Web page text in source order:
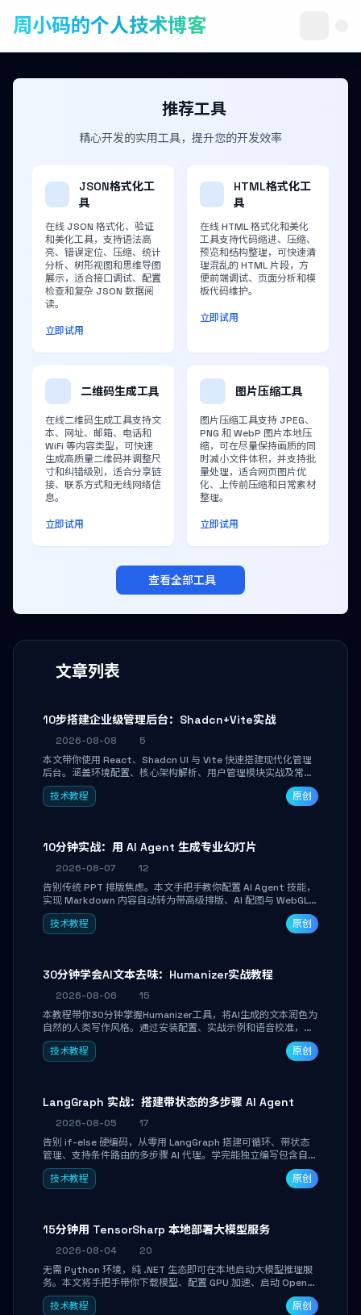
周小码的个人技术博客
文章列表
10步搭建企业级管理后台：Shadcn+Vite实战
2026-08-08
5
本文带你使用 React、Shadcn UI 与 Vite 快速搭建现代化管理
后台。涵盖环境配置、核心架构解析、用户管理模块实战及常见
踩坑指南。学完即可独立完成仪表盘搭建、组件拼装与主题定
制，满足企业级开发需求。
技术教程 原创
10分钟实战：用 AI Agent 生成专业幻灯片
2026-08-07
12
告别传统 PPT 排版焦虑。本文手把手教你配置 AI Agent 技能，
实现 Markdown 内容自动转为带高级排版、AI 配图与 WebGL
运行时的 HTML 幻灯片。只需专注内容，10 分钟即可产出可投
屏的专业级演示文稿。
技术教程 原创
30分钟学会AI文本去味：Humanizer实战教程
2026-08-06
15
本教程带你30分钟掌握Humanizer工具，将AI生成的文本润色为
自然的人类写作风格。通过安装配置、实战示例和语音校准，让
你的内容告别AI痕迹，匹配个人写作习惯，适合内容创作者和技
术博主。
技术教程 原创
LangGraph 实战：搭建带状态的多步骤 AI Agent
2026-08-05
17
告别 if-else 硬编码，从零用 LangGraph 搭建可循环、带状态
管理、支持条件路由的多步骤 AI 代理。学完能独立编写包含自动
决策、工具调用和持久化状态的复杂工作流，并避开递归溢出、
状态丢失等常见坑点。
技术教程 原创
15分钟用 TensorSharp 本地部署大模型服务
2026-08-04
20
无需 Python 环境，纯 .NET 生态即可在本地启动大模型推理服
务。本文将手把手带你下载模型、配置 GPU 加速、启动 OpenAI
兼容 API，并在 C# 业务代码中无缝调用。数据不出网，零门槛
搞定本地 LLM 部署。
技术教程 原创
推荐工具
精心开发的实用工具，提升您的开发效率
JSON格式化工
具
在线 JSON 格式化、验证
和美化工具，支持语法高
亮、错误定位、压缩、统计
分析、树形视图和思维导图
展示，适合接口调试、配置
检查和复杂 JSON 数据阅
读。
立即试用
HTML格式化工
具
在线 HTML 格式化和美化
工具支持代码缩进、压缩、
预览和结构整理，可快速清
理混乱的 HTML 片段，方
便前端调试、页面分析和模
板代码维护。
立即试用
二维码生成工具
在线二维码生成工具支持文
本、网址、邮箱、电话和
WiFi 等内容类型，可快速
生成高质量二维码并调整尺
寸和纠错级别，适合分享链
接、联系方式和无线网络信
息。
立即试用
图片压缩工具
图片压缩工具支持 JPEG、
PNG 和 WebP 图片本地压
缩，可在尽量保持画质的同
时减小文件体积，并支持批
量处理，适合网页图片优
化、上传前压缩和日常素材
整理。
立即试用
查看全部工具